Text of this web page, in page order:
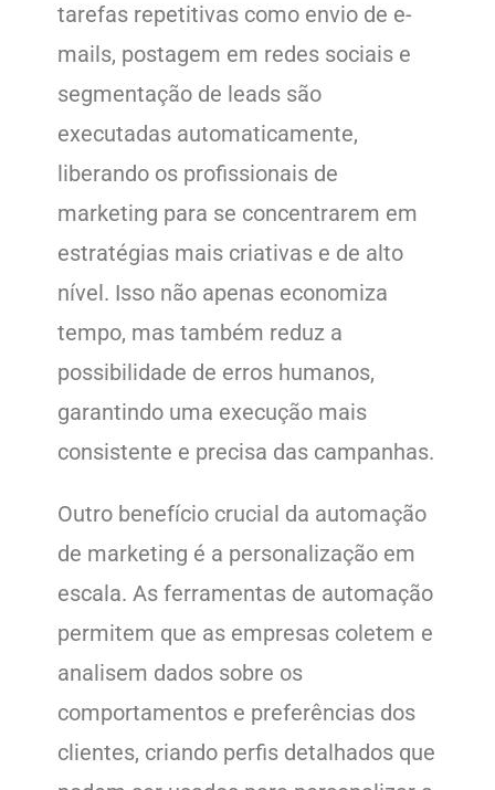
tarefas repetitivas como envio de e-
mails, postagem em redes sociais e
segmentação de leads são
executadas automaticamente,
liberando os profissionais de
marketing para se concentrarem em
estratégias mais criativas e de alto
nível. Isso não apenas economiza
tempo, mas também reduz a
possibilidade de erros humanos,
garantindo uma execução mais
consistente e precisa das campanhas.
Outro benefício crucial da automação
de marketing é a personalização em
escala. As ferramentas de automação
permitem que as empresas coletem e
analisem dados sobre os
comportamentos e preferências dos
clientes, criando perfis detalhados que